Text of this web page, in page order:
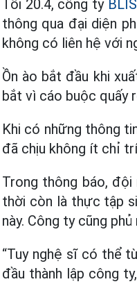
Tối 20.4, công ty
thông qua đại diện
không có liên hệ với
Ồn ào bắt đầu khi
bắt vì cáo buộc quấy
Khi có những thông
đã chịu không ít chỉ
Trong thông báo,
thời còn là thực tập
này. Công ty cũng
“Tuy nghệ sĩ có thể
đầu thành lập công